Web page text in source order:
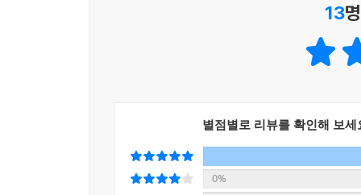
부처님 말씀이 담긴 책을 / 염소가 우물우물 씹어먹
동시에는 산사에서 마주치는 스님과 범종, 목어,
부처님의 가르침을 전한다. 「도토리」는 뭇 생
13
별점별로 리뷰를 확인해 보세
0%